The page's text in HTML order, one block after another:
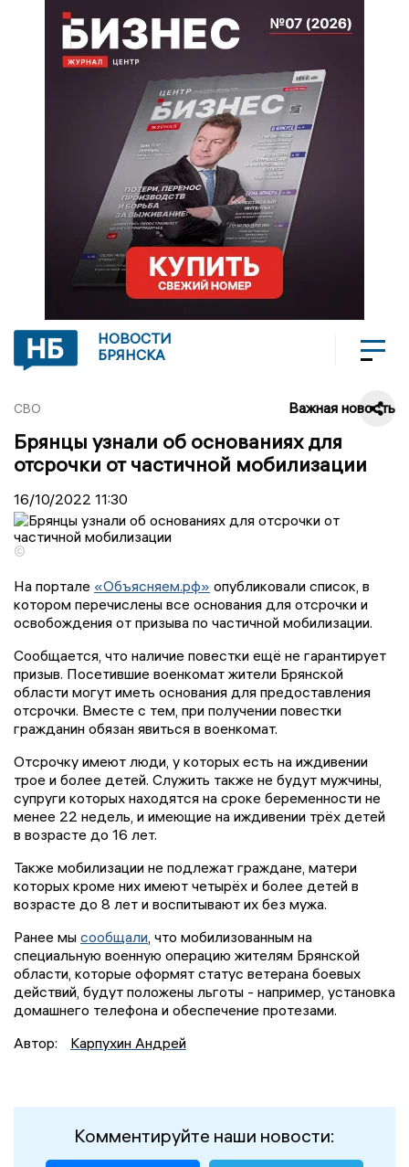
НОВОСТИ
БРЯНСКА
СВО Важная новость
Брянцы узнали об основаниях для
отсрочки от частичной мобилизации
16/10/2022 11:30
©
На портале «Объясняем.рф» опубликовали список, в
котором перечислены все основания для отсрочки и
освобождения от призыва по частичной мобилизации.
Сообщается, что наличие повестки ещё не гарантирует
призыв. Посетившие военкомат жители Брянской
области могут иметь основания для предоставления
отсрочки. Вместе с тем, при получении повестки
гражданин обязан явиться в военкомат.
Отсрочку имеют люди, у которых есть на иждивении
трое и более детей. Служить также не будут мужчины,
супруги которых находятся на сроке беременности не
менее 22 недель, и имеющие на иждивении трёх детей
в возрасте до 16 лет.
Также мобилизации не подлежат граждане, матери
которых кроме них имеют четырёх и более детей в
возрасте до 8 лет и воспитывают их без мужа.
Ранее мы сообщали , что мобилизованным на
специальную военную операцию жителям Брянской
области, которые оформят статус ветерана боевых
действий, будут положены льготы - например, установка
домашнего телефона и обеспечение протезами.
Автор:
Карпухин Андрей
Комментируйте наши новости: